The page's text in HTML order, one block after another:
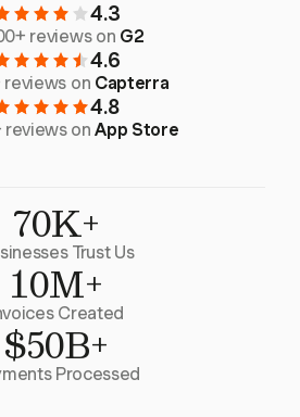
4.3
reviews on G2
4.6
reviews on Capterra
4.8
reviews onApp Store
70K+
Trust Us
10M+
Created
$50B+
Processed